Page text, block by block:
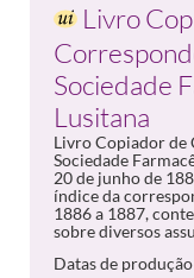
Livro
Sociedade
Lusitana
Livro Copiador de
Sociedade
20 de junho de
índice da
1886 a 1887,
sobre diversos
Datas de produção